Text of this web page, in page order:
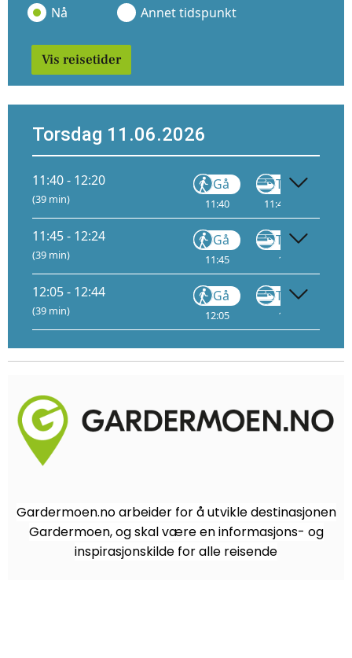
Nå Annet tidspunkt
Vis reisetider
Torsdag 11.06.2026
11:40 - 12:20
(39 min)
Gå
11:40
Tog
11:44
11:45 - 12:24
(39 min)
Gå
11:45
Tog FLY1
11:49
12:05 - 12:44
(39 min)
Gå
12:05
Tog FLY1
12:09
Gardermoen.no arbeider for å utvikle destinasjonen
Gardermoen, og skal være en informasjons- og
inspirasjonskilde for alle reisende